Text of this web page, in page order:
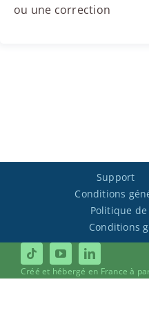
ou une correction
Support
Conditions
Politique
Conditions
Créé et hébergé en France à